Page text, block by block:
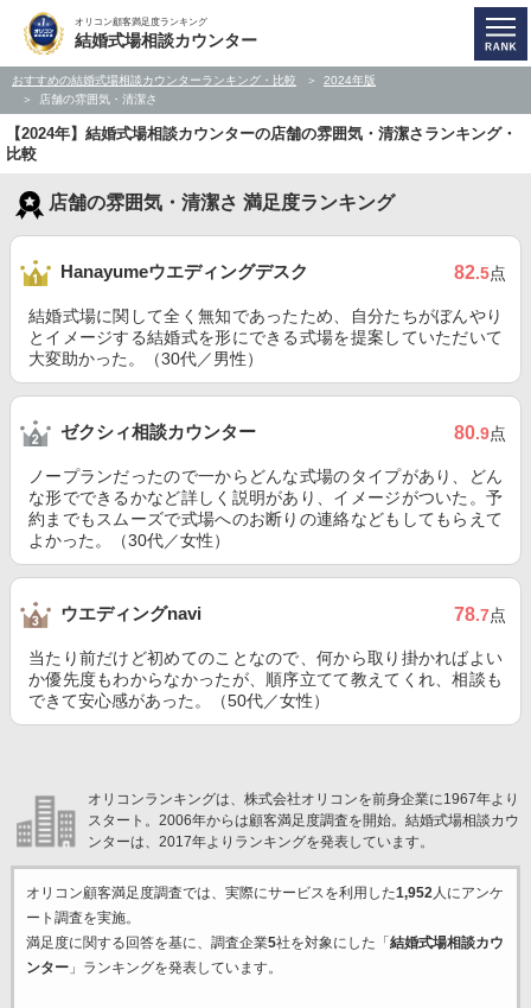
オリコン顧客満足度ランキング
結婚式場相談カウンター
おすすめの結婚式場相談カウンターランキング・比較
2024年版
店舗の雰囲気・清潔さ
【2024年】結婚式場相談カウンターの店舗の雰囲気・清潔さランキング・
比較
店舗の雰囲気・清潔さ 満足度ランキング
Hanayumeウエディングデスク 82.5点
結婚式場に関して全く無知であったため、自分たちがぼんやり
とイメージする結婚式を形にできる式場を提案していただいて
大変助かった。（30代／男性）
ゼクシィ相談カウンター 80.9点
ノープランだったので一からどんな式場のタイプがあり、どん
な形でできるかなど詳しく説明があり、イメージがついた。予
約までもスムーズで式場へのお断りの連絡などもしてもらえて
よかった。（30代／女性）
ウエディングnavi 78.7点
当たり前だけど初めてのことなので、何から取り掛かればよい
か優先度もわからなかったが、順序立てて教えてくれ、相談も
できて安心感があった。（50代／女性）
オリコンランキングは、株式会社オリコンを前身企業に1967年より
スタート。2006年からは顧客満足度調査を開始。結婚式場相談カウ
ンターは、2017年よりランキングを発表しています。
オリコン顧客満足度調査では、実際にサービスを利用した1,952人にアンケ
ート調査を実施。
満足度に関する回答を基に、調査企業5社を対象にした「 結婚式場相談カウ
ンター」ランキングを発表しています。